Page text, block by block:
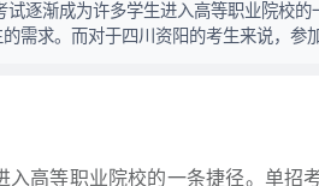
逐渐成为许多学生进入高等职业院校的
需求。而对于四川资阳的考生来说，参
高等职业院校的一条捷径。单招